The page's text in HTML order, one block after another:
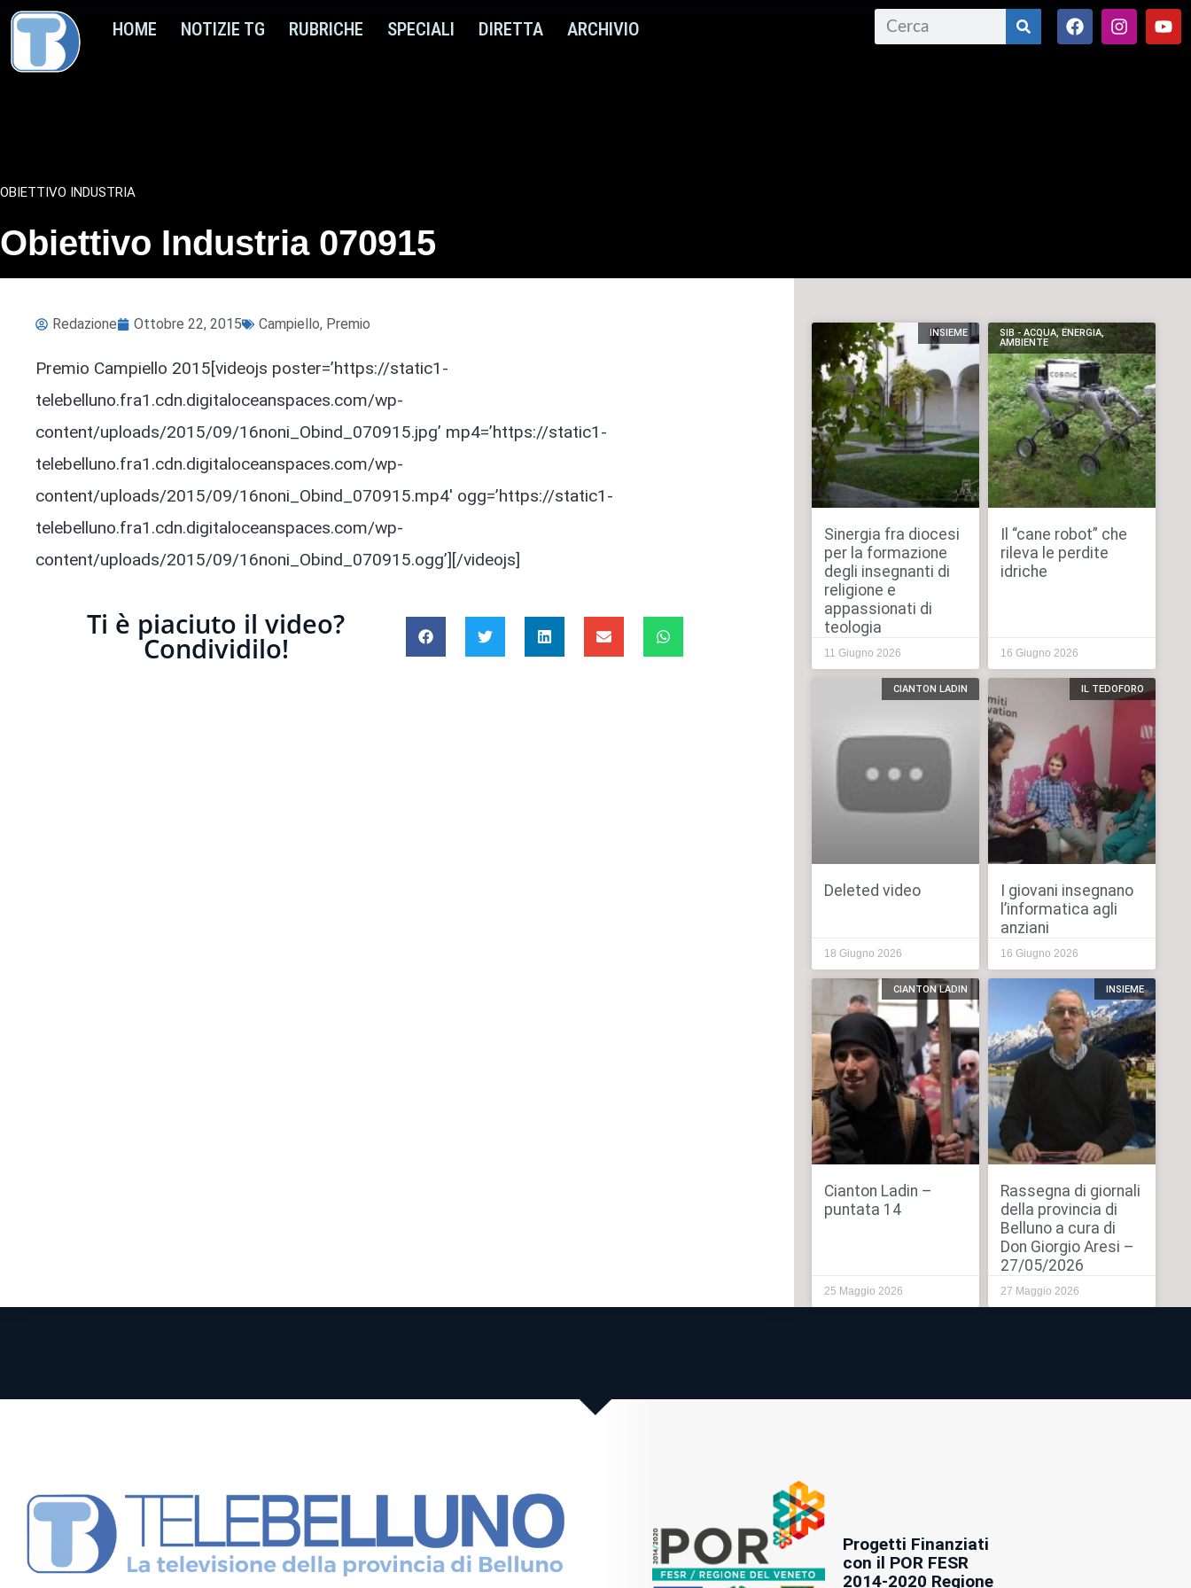
HOME NOTIZIE TG RUBRICHE SPECIALI DIRETTA ARCHIVIO
OBIETTIVO INDUSTRIA
Obiettivo Industria 070915
Redazione Ottobre 22, 2015 Campiello, Premio
Premio Campiello 2015[videojs poster=’https://static1-
telebelluno.fra1.cdn.digitaloceanspaces.com/wp-
content/uploads/2015/09/16noni_Obind_070915.jpg’ mp4=’https://static1-
telebelluno.fra1.cdn.digitaloceanspaces.com/wp-
content/uploads/2015/09/16noni_Obind_070915.mp4′ ogg=’https://static1-
telebelluno.fra1.cdn.digitaloceanspaces.com/wp-
content/uploads/2015/09/16noni_Obind_070915.ogg’][/videojs]
Ti è piaciuto il video?
Condividilo!
INSIEME
Sinergia fra diocesi
per la formazione
degli insegnanti di
religione e
appassionati di
teologia
11 Giugno 2026
SIB - ACQUA, ENERGIA,
AMBIENTE
Il “cane robot” che
rileva le perdite
idriche
16 Giugno 2026
CIANTON LADIN
Deleted video
18 Giugno 2026
IL TEDOFORO
I giovani insegnano
l’informatica agli
anziani
16 Giugno 2026
CIANTON LADIN
Cianton Ladin –
puntata 14
25 Maggio 2026
INSIEME
Rassegna di giornali
della provincia di
Belluno a cura di
Don Giorgio Aresi –
27/05/2026
27 Maggio 2026
Progetti Finanziati
con il POR FESR
2014-2020 Regione